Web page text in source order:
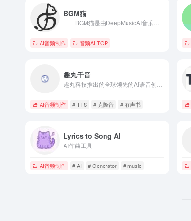
BGM猫
AI音频制作 音频AI TOP
趣丸千音
AI音频制作 # TTS # 克隆音 # 有声书
Lyrics to Song AI
AI作曲工具
AI音频制作 # AI # Generator # music